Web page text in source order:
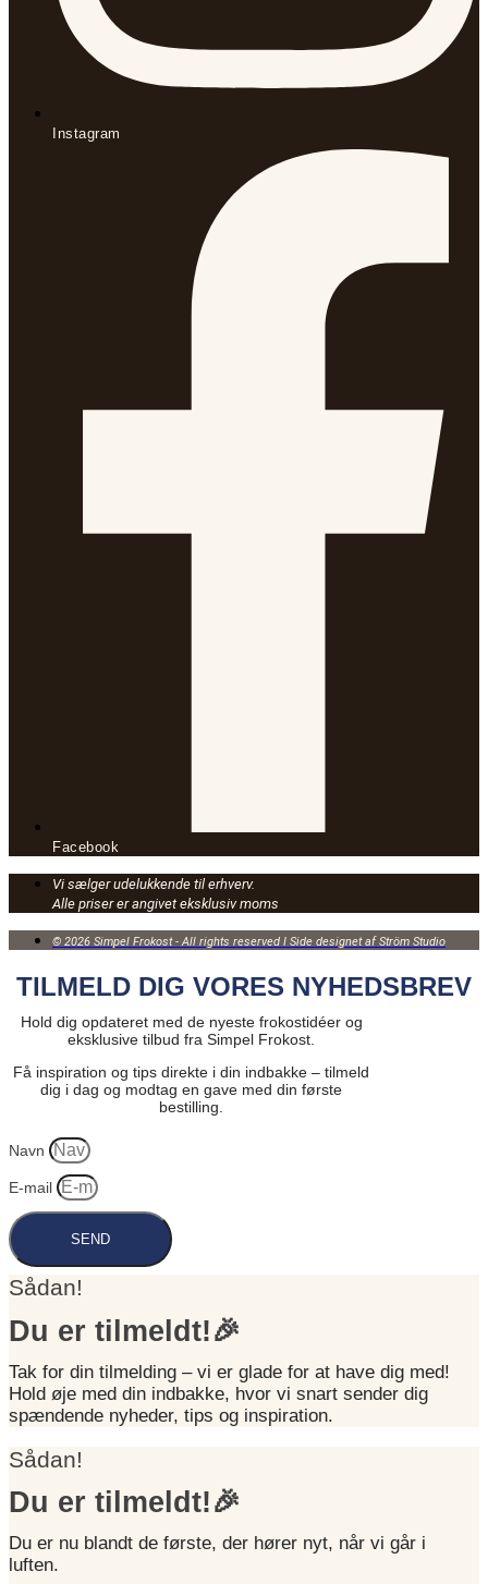
Instagram
Facebook
Vi sælger udelukkende til erhverv.
Alle priser er angivet eksklusiv moms
© 2026 Simpel Frokost - All rights reserved I Side designet af Ström Studio
TILMELD DIG VORES NYHEDSBREV
Hold dig opdateret med de nyeste frokostidéer og
eksklusive tilbud fra Simpel Frokost.
Få inspiration og tips direkte i din indbakke – tilmeld
dig i dag og modtag en gave med din første
bestilling.
Navn
E-mail
SEND
Sådan!
Du er tilmeldt!🎉
Tak for din tilmelding – vi er glade for at have dig med!
Hold øje med din indbakke, hvor vi snart sender dig
spændende nyheder, tips og inspiration.
Sådan!
Du er tilmeldt!🎉
Du er nu blandt de første, der hører nyt, når vi går i
luften.